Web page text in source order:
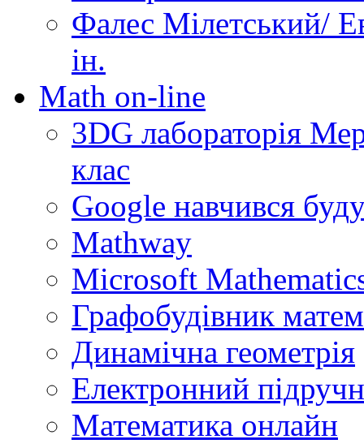
Фалес Мілетський/
ін.
Math on-line
3DG лабораторія
клас
Google навчився
Mathway
Microsoft
Графобудівник
Динамічна геометрія
Електронний
Математика онлайн